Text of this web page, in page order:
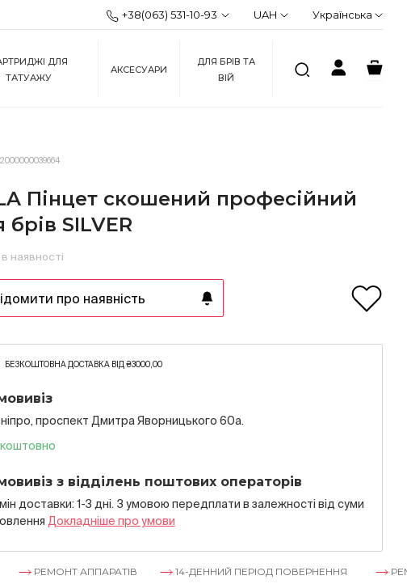
+38(063) 531-10-93 UAH Українська
ДЛЯ
ТАТУАЖУ
АКСЕСУАРИ
ДЛЯ БРІВ ТА
ВІЙ
2000000039664
Пінцет скошений професійний
брів SILVER
наявності
про наявність
БЕЗКОШТОВНА ДОСТАВКА ВІД ₴3000,00
проспект Дмитра Яворницького 60а.
з відділень поштових операторів
доставки: 1-3 дні. З умовою передплати в залежностi вiд суми
Докладнiше про умови
АППАРАТІВ 14-ДЕННИЙ ПЕРІОД ПОВЕРНЕННЯ РЕМОНТ